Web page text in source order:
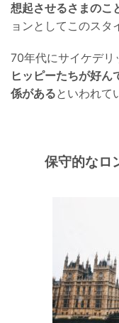
想起させるさまのこ
ョンとしてこのスタ
70年代にサイケデリ
ヒッピーたちが好ん
係があるといわれて
保守的なロ